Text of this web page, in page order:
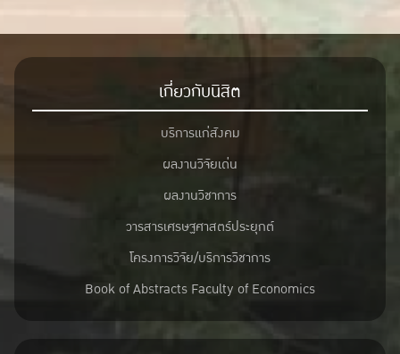
เกี่ยวกับนิสิต
บริการแก่สังคม
ผลงานวิจัยเด่น
ผลงานวิชาการ
วารสารเศรษฐศาสตร์ประยุกต์
โครงการวิจัย/บริการวิชาการ
Book of Abstracts Faculty of Economics